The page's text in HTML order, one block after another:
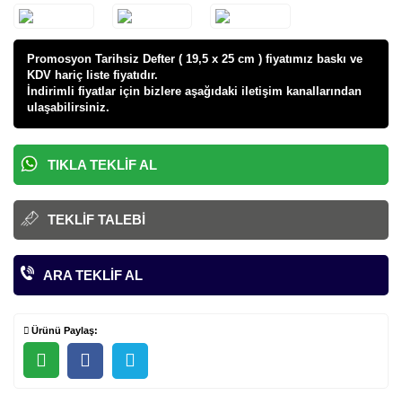
Promosyon Tarihsiz Defter ( 19,5 x 25 cm ) fiyatımız baskı ve
KDV hariç liste fiyatıdır.
İndirimli fiyatlar için bizlere aşağıdaki iletişim kanallarından
ulaşabilirsiniz.
TIKLA TEKLIF AL
TEKLIF TALEBI
ARA TEKLIF AL
Ürünü Paylaş: